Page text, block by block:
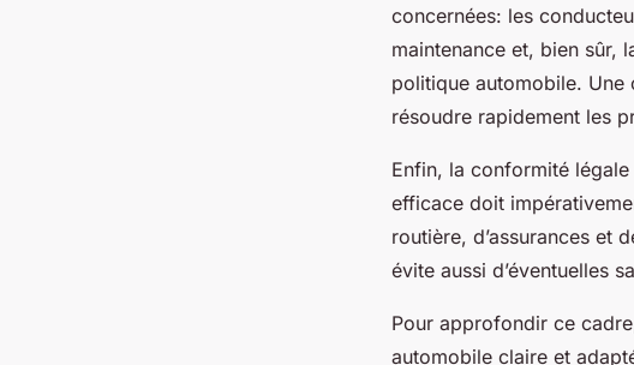
concernées: les
maintenance et, bien sûr,
politique automobile.
résoudre rapidement les
Enfin, la conformité
efficace doit
routière, d’assurances et
évite aussi d’éventuelles
Pour approfondir ce
automobile claire et